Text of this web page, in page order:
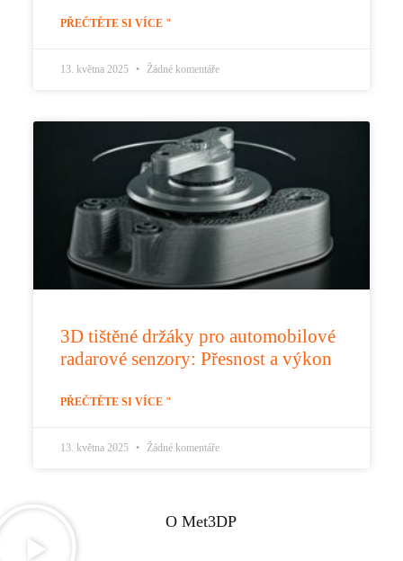
PŘEČTĚTE SI VÍCE "
13. května 2025 Žádné komentáře
3D tištěné držáky pro automobilové
radarové senzory: Přesnost a výkon
PŘEČTĚTE SI VÍCE "
13. května 2025 Žádné komentáře
O Met3DP